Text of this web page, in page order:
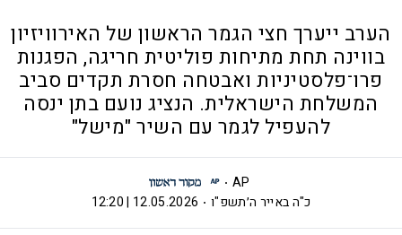
הערב ייערך חצי הגמר הראשון של האירוויזיון
בווינה תחת מתיחות פוליטית חריגה, הפגנות
פרו־פלסטיניות ואבטחה חסרת תקדים סביב
המשלחת הישראלית. הנציג נועם בתן ינסה
להעפיל לגמר עם השיר "מישל"
AP
כ"ה באייר ה׳תשפ"ו
12.05.2026 | 12:20